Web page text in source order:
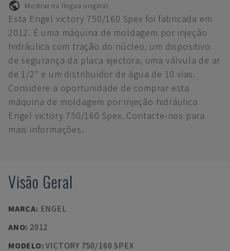
Mostrar na língua original
Esta Engel victory 750/160 Spex foi fabricada em
2012. É uma máquina de moldagem por injeção
hidráulica com tração do núcleo, um dispositivo
de segurança da placa ejectora, uma válvula de ar
de 1/2" e um distribuidor de água de 10 vias.
Considere a oportunidade de comprar esta
máquina de moldagem por injeção hidráulica
Engel victory 750/160 Spex. Contacte-nos para
mais informações.
Visão Geral
MARCA: ENGEL
ANO: 2012
MODELO:VICTORY 750/160 SPEX